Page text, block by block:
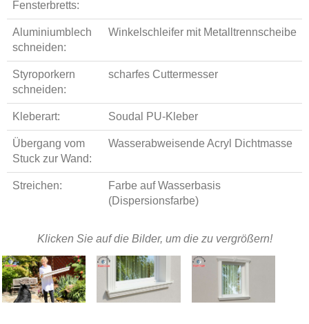
Fensterbretts:
Aluminiumblech
schneiden:
Winkelschleifer mit Metalltrennscheibe
Styroporkern
schneiden:
scharfes Cuttermesser
Kleberart: Soudal PU-Kleber
Übergang vom
Stuck zur Wand:
Wasserabweisende Acryl Dichtmasse
Streichen:
Farbe auf Wasserbasis
(Dispersionsfarbe)
Klicken Sie auf die Bilder, um die zu vergrößern!